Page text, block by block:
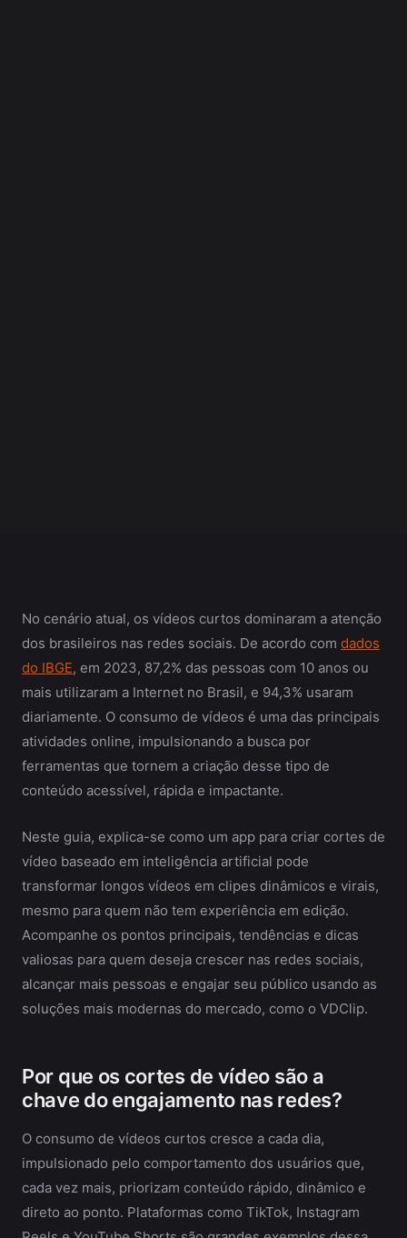
No cenário atual, os vídeos curtos dominaram a atenção
dos brasileiros nas redes sociais. De acordo com dados
do IBGE, em 2023, 87,2% das pessoas com 10 anos ou
mais utilizaram a Internet no Brasil, e 94,3% usaram
diariamente. O consumo de vídeos é uma das principais
atividades online, impulsionando a busca por
ferramentas que tornem a criação desse tipo de
conteúdo acessível, rápida e impactante.
Neste guia, explica-se como um app para criar cortes de
vídeo baseado em inteligência artificial pode
transformar longos vídeos em clipes dinâmicos e virais,
mesmo para quem não tem experiência em edição.
Acompanhe os pontos principais, tendências e dicas
valiosas para quem deseja crescer nas redes sociais,
alcançar mais pessoas e engajar seu público usando as
soluções mais modernas do mercado, como o VDClip.
Por que os cortes de vídeo são a
chave do engajamento nas redes?
O consumo de vídeos curtos cresce a cada dia,
impulsionado pelo comportamento dos usuários que,
cada vez mais, priorizam conteúdo rápido, dinâmico e
direto ao ponto. Plataformas como TikTok, Instagram